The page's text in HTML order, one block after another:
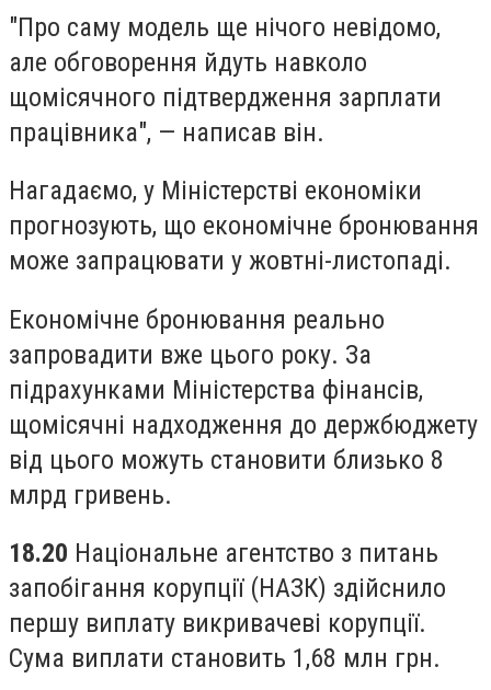
"Про саму модель ще нічого невідомо,
але обговорення йдуть навколо
щомісячного підтвердження зарплати
працівника", — написав він.
Нагадаємо, у Міністерстві економіки
прогнозують, що економічне бронювання
може запрацювати у жовтні-листопаді.
Економічне бронювання реально
запровадити вже цього року. За
підрахунками Міністерства фінансів,
щомісячні надходження до держбюджету
від цього можуть становити близько 8
млрд гривень.
18.20 Національне агентство з питань
запобігання корупції (НАЗК) здійснило
першу виплату викривачеві корупції.
Сума виплати становить 1,68 млн грн.